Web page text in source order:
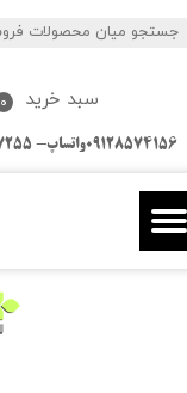
تغییر گذر واژه
سفارشات
خروج از حساب کاربری
۰ سبد خرید